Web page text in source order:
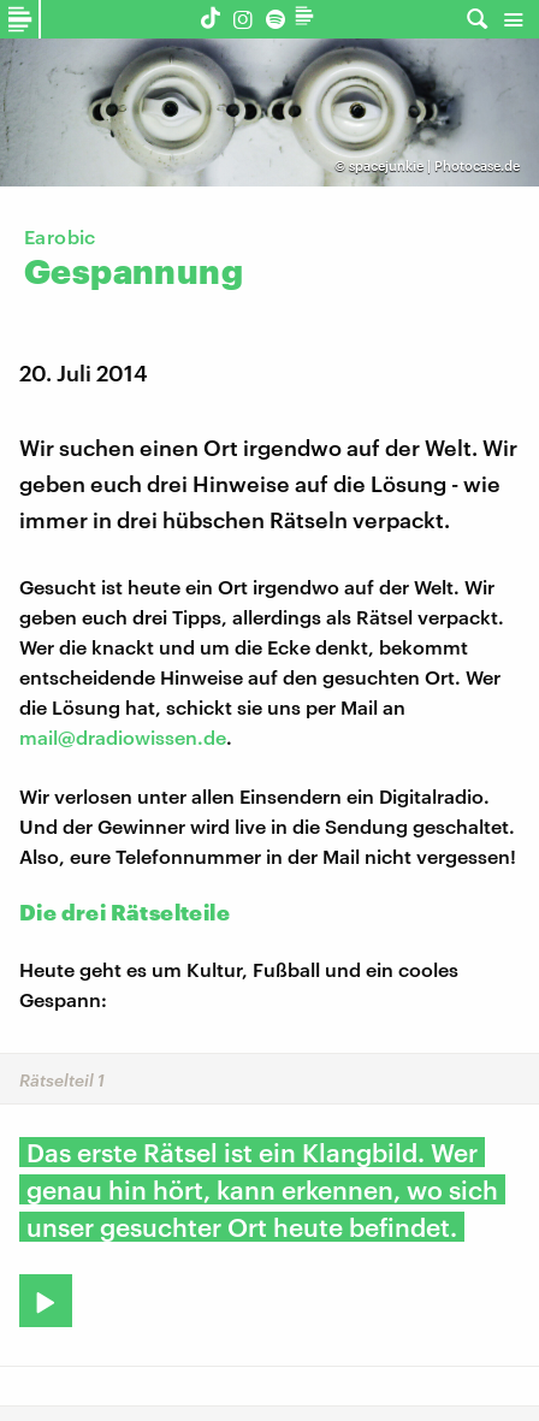
© spacejunkie | Photocase.de
Earobic
Gespannung
20. Juli 2014
Wir suchen einen Ort irgendwo auf der Welt. Wir
geben euch drei Hinweise auf die Lösung - wie
immer in drei hübschen Rätseln verpackt.
Gesucht ist heute ein Ort irgendwo auf der Welt. Wir
geben euch drei Tipps, allerdings als Rätsel verpackt.
Wer die knackt und um die Ecke denkt, bekommt
entscheidende Hinweise auf den gesuchten Ort. Wer
die Lösung hat, schickt sie uns per Mail an
mail@dradiowissen.de.
Wir verlosen unter allen Einsendern ein Digitalradio.
Und der Gewinner wird live in die Sendung geschaltet.
Also, eure Telefonnummer in der Mail nicht vergessen!
Die drei Rätselteile
Heute geht es um Kultur, Fußball und ein cooles
Gespann:
Rätselteil 1
Das erste Rätsel ist ein Klangbild. Wer
genau hin hört, kann erkennen, wo sich
unser gesuchter Ort heute befindet.